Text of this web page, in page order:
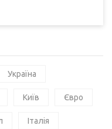
Україна
Київ Євро
Італія